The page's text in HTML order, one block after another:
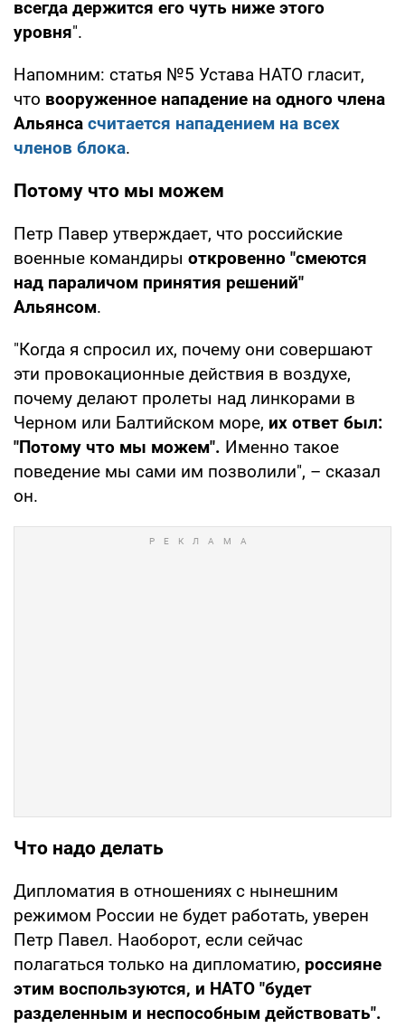
всегда держится его чуть ниже этого
уровня".
Напомним: статья №5 Устава НАТО гласит,
что вооруженное нападение на одного члена
Альянса считается нападением на всех
членов блока.
Потому что мы можем
Петр Павер утверждает, что российские
военные командиры откровенно "смеются
над параличом принятия решений"
Альянсом.
"Когда я спросил их, почему они совершают
эти провокационные действия в воздухе,
почему делают пролеты над линкорами в
Черном или Балтийском море, их ответ был:
"Потому что мы можем". Именно такое
поведение мы сами им позволили", – сказал
он.
Что надо делать
Дипломатия в отношениях с нынешним
режимом России не будет работать, уверен
Петр Павел. Наоборот, если сейчас
полагаться только на дипломатию, россияне
этим воспользуются, и НАТО "будет
разделенным и неспособным действовать".